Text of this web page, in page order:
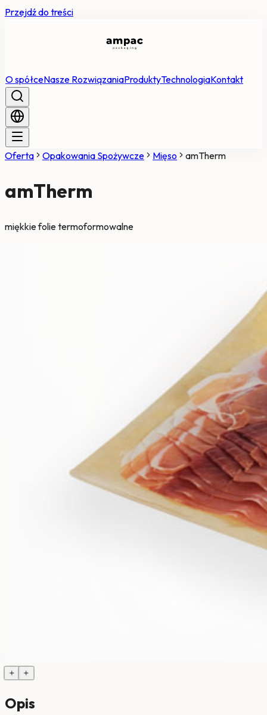
Przejdź do treści
O spółceNasze RozwiązaniaProduktyTechnologiaKontakt
Oferta Opakowania Spożywcze Mięso amTherm
amTherm
miękkie folie termoformowalne
+ +
Opis